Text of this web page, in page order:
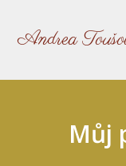
Andrea
Můj